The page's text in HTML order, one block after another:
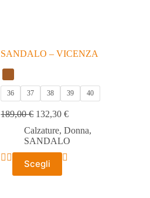
SANDALO – VICENZA
36 37 38 39 40
189,00€ 132,30€
Calzature,Donna,
SANDALO
Scegli
Questo
prodotto